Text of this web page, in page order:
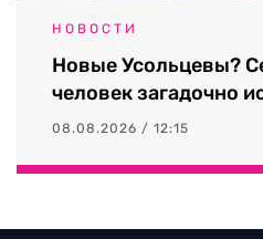
НОВОСТИ
Новые Усольцевы?
человек загадочно
08.08.2026 / 12:15